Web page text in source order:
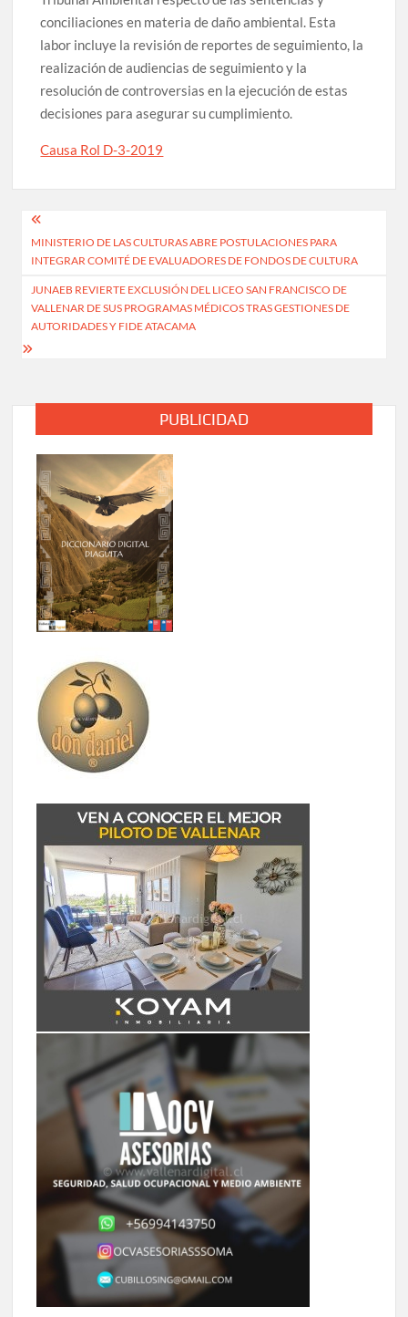
conciliaciones en materia de daño ambiental. Esta
labor incluye la revisión de reportes de seguimiento, la
realización de audiencias de seguimiento y la
resolución de controversias en la ejecución de estas
decisiones para asegurar su cumplimiento.
Causa Rol D-3-2019
Navegación
de
entradas
MINISTERIO DE LAS CULTURAS ABRE POSTULACIONES PARA
INTEGRAR COMITÉ DE EVALUADORES DE FONDOS DE CULTURA
JUNAEB REVIERTE EXCLUSIÓN DEL LICEO SAN FRANCISCO DE
VALLENAR DE SUS PROGRAMAS MÉDICOS TRAS GESTIONES DE
AUTORIDADES Y FIDE ATACAMA
PUBLICIDAD